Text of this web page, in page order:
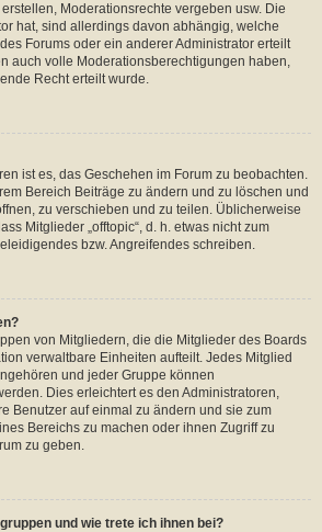
Moderationsrechte vergeben usw. Die
hat, sind allerdings davon abhängig, welche
Forums oder ein anderer Administrator erteilt
auch volle Moderationsberechtigungen haben,
Recht erteilt wurde.
ist es, das Geschehen im Forum zu beobachten.
Bereich Beiträge zu ändern und zu löschen und
zu verschieben und zu teilen. Üblicherweise
Mitglieder „offtopic“, d. h. etwas nicht zum
bzw. Angreifendes schreiben.
von Mitgliedern, die die Mitglieder des Boards
verwaltbare Einheiten aufteilt. Jedes Mitglied
und jeder Gruppe können
Dies erleichtert es den Administratoren,
Benutzer auf einmal zu ändern und sie zum
Bereichs zu machen oder ihnen Zugriff zu
zu geben.
und wie trete ich ihnen bei?